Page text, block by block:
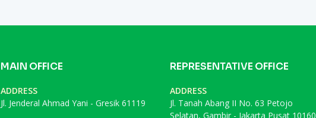
MAIN OFFICE
ADDRESS
Jl. Jenderal Ahmad Yani - Gresik 61119
REPRESENTATIVE OFFICE
ADDRESS
Jl. Tanah Abang II No. 63 Petojo
Selatan, Gambir - Jakarta Pusat 10160